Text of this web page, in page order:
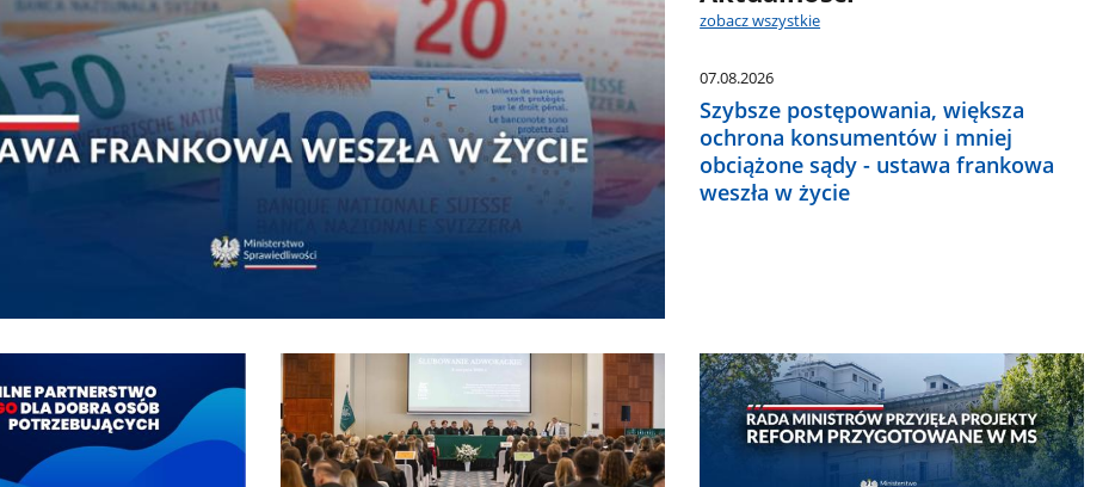
zobacz wszystkie
07.08.2026
Szybsze postępowania, większa
ochrona konsumentów i mniej
obciążone sądy - ustawa frankowa
weszła w życie